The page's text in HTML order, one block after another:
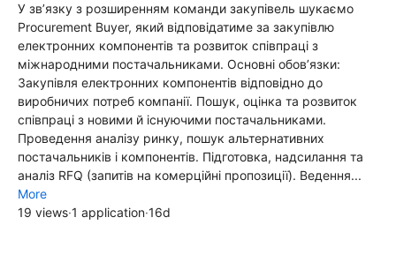
У зв’язку з розширенням команди закупівель шукаємо
Procurement Buyer, який відповідатиме за закупівлю
електронних компонентів та розвиток співпраці з
міжнародними постачальниками. Основні обов’язки:
Закупівля електронних компонентів відповідно до
виробничих потреб компанії. Пошук, оцінка та розвиток
співпраці з новими й існуючими постачальниками.
Проведення аналізу ринку, пошук альтернативних
постачальників і компонентів. Підготовка, надсилання та
аналіз RFQ (запитів на комерційні пропозиції). Ведення...
More
19 views·1 application·16d